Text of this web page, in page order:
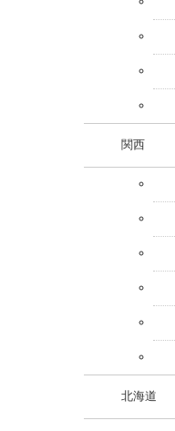
関西
北海道